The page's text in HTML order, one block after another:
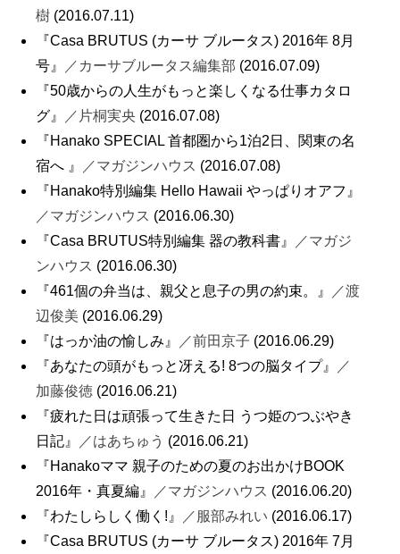
樹 (2016.07.11)
『Casa BRUTUS (カーサ ブルータス) 2016年 8月
号』
／カーサブルータス編集部 (2016.07.09)
『50歳からの人生がもっと楽しくなる仕事カタロ
グ』
／片桐実央 (2016.07.08)
『Hanako SPECIAL 首都圏から1泊2日、関東の名
宿へ 』
／マガジンハウス (2016.07.08)
『Hanako特別編集 Hello Hawaii やっぱりオアフ』
／マガジンハウス (2016.06.30)
『Casa BRUTUS特別編集 器の教科書』
／マガジ
ンハウス (2016.06.30)
『461個の弁当は、親父と息子の男の約束。』
／渡
辺俊美 (2016.06.29)
『はっか油の愉しみ』
／前田京子 (2016.06.29)
『あなたの頭がもっと冴える! 8つの脳タイプ』
／
加藤俊徳 (2016.06.21)
『疲れた日は頑張って生きた日 うつ姫のつぶやき
日記』
／はあちゅう (2016.06.21)
『Hanakoママ 親子のための夏のお出かけBOOK
2016年・真夏編』
／マガジンハウス (2016.06.20)
『わたしらしく働く!』
／服部みれい (2016.06.17)
『Casa BRUTUS (カーサ ブルータス) 2016年 7月